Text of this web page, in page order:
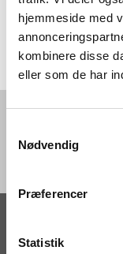
hjemmeside med
kombinere disse
eller som de har
Nødvendig
Præferencer
Statistik
DEL